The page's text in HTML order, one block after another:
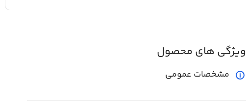
ویژگی های محصول
مشخصات عمومی